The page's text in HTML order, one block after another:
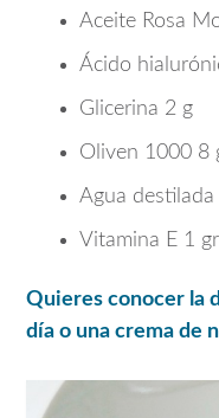
Aceite Rosa
Ácido
Glicerina 2 g
Oliven 1000 8
Agua destilada
Vitamina E 1
Quieres conocer la
día o una crema de